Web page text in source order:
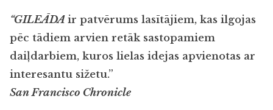
“GILEĀDAir patvērums lasītājiem, kas ilgojas
pēc tādiem arvien retāk sastopamiem
daiļdarbiem, kuros lielas idejas apvienotas ar
interesantu sižetu.”
San Francisco Chronicle